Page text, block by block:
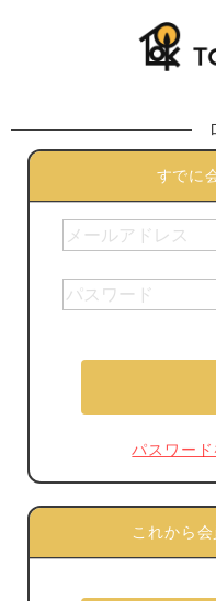
すでに
パスワー
これから